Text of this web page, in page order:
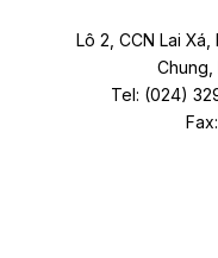
Lô 2, CCN Lai Xá,
Tel: (024)